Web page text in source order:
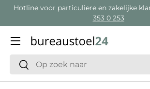
Hotline voor particuliere en zakelijke
353 0 253
Zoeken
Zoeken
Menu